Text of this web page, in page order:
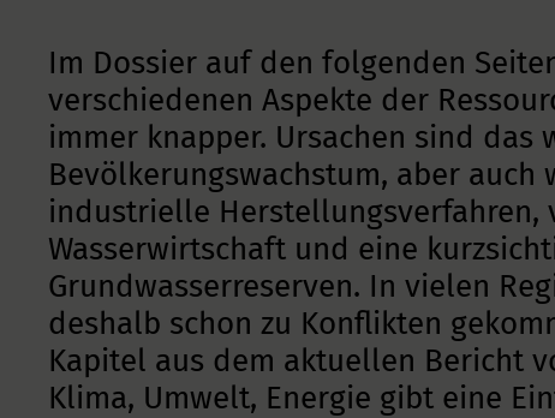
Im Dossier auf den folgenden
verschiedenen Aspekte der
immer knapper. Ursachen sind das
Bevölkerungswachstum, aber auch
industrielle Herstellungsverfahren,
Wasserwirtschaft und eine
Grundwasserreserven. In vielen
deshalb schon zu Konflikten
Kapitel aus dem aktuellen Bericht
Klima, Umwelt, Energie gibt eine